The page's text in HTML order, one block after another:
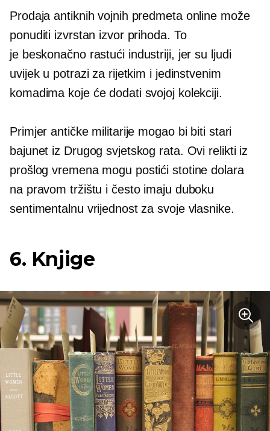
Prodaja antiknih vojnih predmeta online može
ponuditi izvrstan izvor prihoda. To
je beskonačno rastućiindustriji, jer su ljudi
uvijek u potrazi za rijetkim i jedinstvenim
komadima koje će dodati svojoj kolekciji.
Primjer antičke militarije mogao bi biti stari
bajunet iz Drugog svjetskog rata. Ovi relikti iz
prošlog vremena mogu postići stotine dolara
na pravom tržištu i često imaju duboku
sentimentalnu vrijednost za svoje vlasnike.
6. Knjige